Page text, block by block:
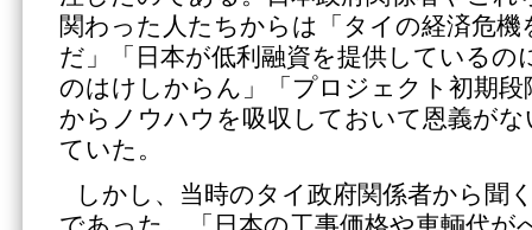
関わった人たちからは「タイの経済危機
だ」「日本が低利融資を提供しているの
のはけしからん」「プロジェクト初期
からノウハウを吸収しておいて恩義が
ていた。
しかし、当時のタイ政府関係者から聞